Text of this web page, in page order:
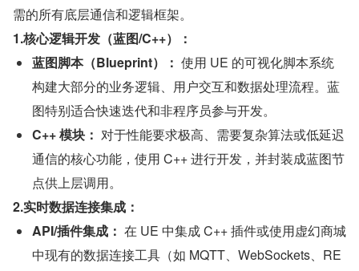
需的所有底层通信和逻辑框架。
1.核心逻辑开发（蓝图/C++）：
蓝图脚本（Blueprint）： 使用 UE 的可视化脚本系统
构建大部分的业务逻辑、用户交互和数据处理流程。蓝
图特别适合快速迭代和非程序员参与开发。
C++ 模块： 对于性能要求极高、需要复杂算法或低延迟
通信的核心功能，使用 C++ 进行开发，并封装成蓝图节
点供上层调用。
2.实时数据连接集成：
API/插件集成： 在 UE 中集成 C++ 插件或使用虚幻商城
中现有的数据连接工具（如 MQTT、WebSockets、RE